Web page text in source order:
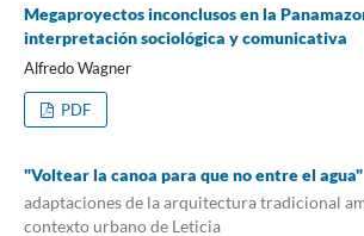
Megaproyectos inconclusos en la
interpretación sociológica y comunicativa
Alfredo Wagner
PDF
"Voltear la canoa para que no entre el agua"
adaptaciones de la arquitectura tradicional
contexto urbano de Leticia